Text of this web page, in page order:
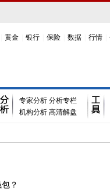
黄金 银行 保险 数据 行情
专家分析 分析专栏
机构分析 高清解盘
？